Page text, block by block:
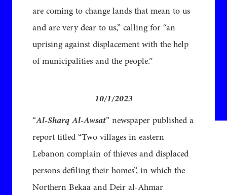
are coming to change lands that mean to us
and are very dear to us,” calling for “an
uprising against displacement with the help
of municipalities and the people.”
10/1/2023
“Al-Sharq Al-Awsat” newspaper published a
report titled “Two villages in eastern
Lebanon complain of thieves and displaced
persons defiling their homes”, in which the
Northern Bekaa and Deir al-Ahmar